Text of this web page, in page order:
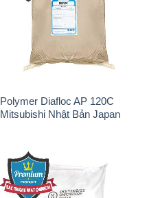
Polymer Diafloc AP 120C
Mitsubishi Nhật Bản Japan